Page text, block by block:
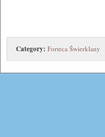
Category: Forteca Świerklany